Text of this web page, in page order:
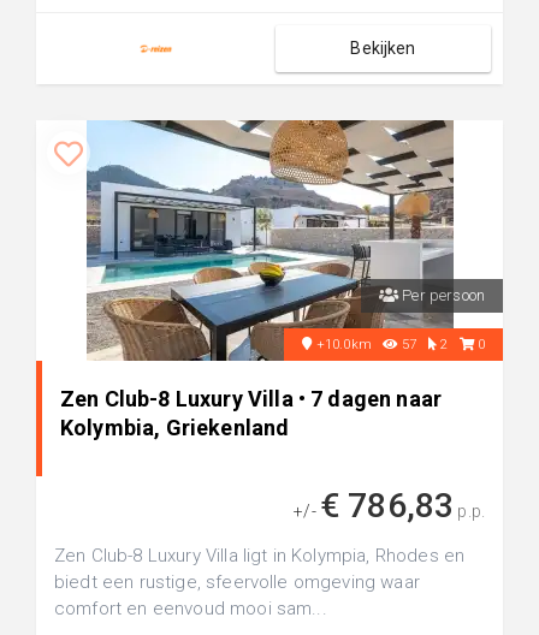
Bekijken
Per persoon
+10.0km 57 2 0
Zen Club-8 Luxury Villa • 7 dagen naar
Kolymbia, Griekenland
+/- € 786,83 p.p.
Zen Club-8 Luxury Villa ligt in Kolympia, Rhodes en
biedt een rustige, sfeervolle omgeving waar
comfort en eenvoud mooi sam...